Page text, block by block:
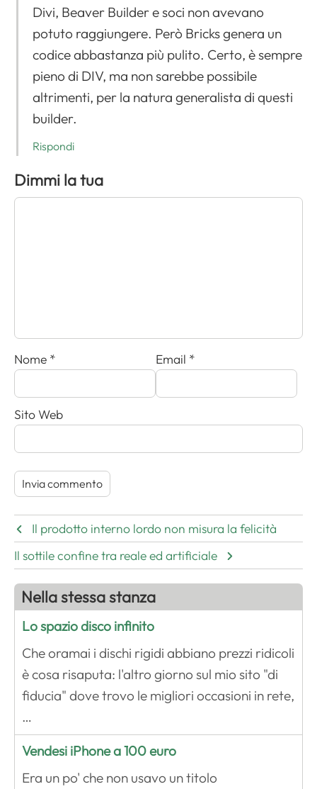
Divi, Beaver Builder e soci non avevano
potuto raggiungere. Però Bricks genera un
codice abbastanza più pulito. Certo, è sempre
pieno di DIV, ma non sarebbe possibile
altrimenti, per la natura generalista di questi
builder.
Rispondi
Dimmi la tua
Nome * Email *
Sito Web
Il prodotto interno lordo non misura la felicità
Il sottile confine tra reale ed artificiale
Nella stessa stanza
Lo spazio disco infinito
Che oramai i dischi rigidi abbiano prezzi ridicoli
è cosa risaputa: l'altro giorno sul mio sito "di
fiducia" dove trovo le migliori occasioni in rete,
…
Vendesi iPhone a 100 euro
Era un po' che non usavo un titolo